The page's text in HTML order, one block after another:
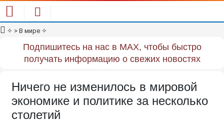
✧ > В мире ✧
Подпишитесь на нас в MAX, чтобы быстро
получать информацию о свежих новостях
Ничего не изменилось в мировой
экономике и политике за несколько
столетий